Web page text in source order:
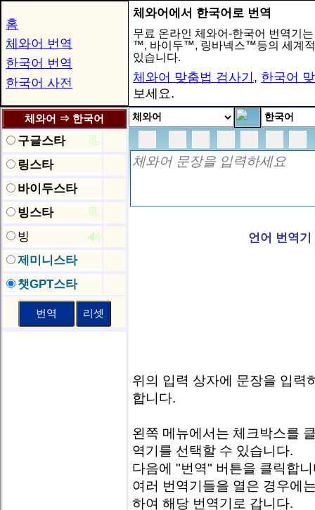
홈
체와어 번역
한국어 번역
한국어 사전
체와어에서 한국어로 번역
무료 온라인 체와어-한국어 번역기
™, 바이두™, 링바넥스™등의 세계적
있습니다.
체와어 맞춤법 검사기 , 한국어
보세요.